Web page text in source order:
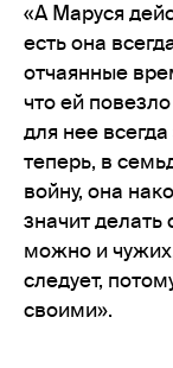
«А Маруся
есть она
отчаянные
что ей
для нее
теперь, в
войну, она
значит
можно и
следует,
своими».